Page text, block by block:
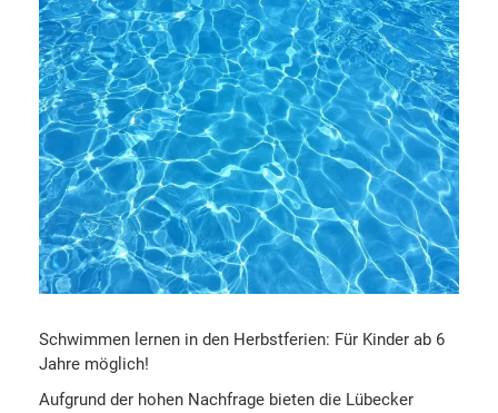
Schwimmen lernen in den Herbstferien: Für Kinder ab 6
Jahre möglich!
Aufgrund der hohen Nachfrage bieten die Lübecker